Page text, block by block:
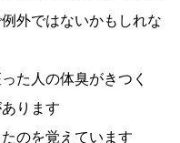
外ではないかもしれな
た人の体臭がきつく
ります
のを覚えています